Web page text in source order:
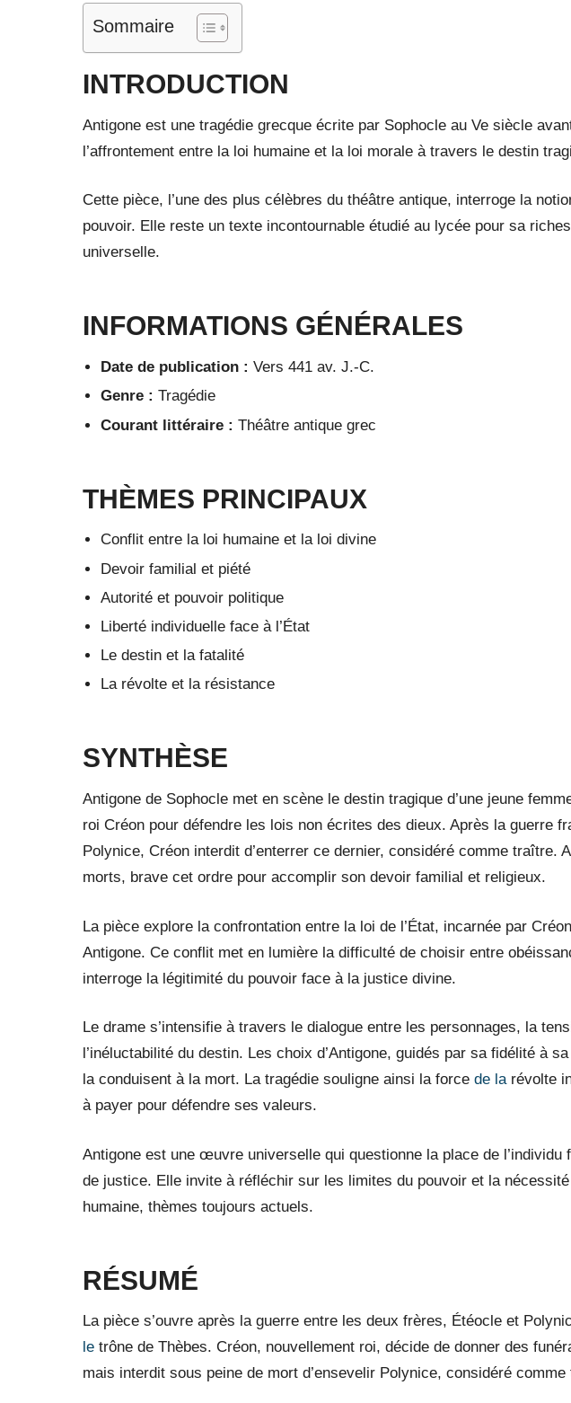
Sommaire
INTRODUCTION
Antigone est une tragédie grecque écrite par Sophocle au Ve siècle
l’affrontement entre la loi humaine et la loi morale à travers le destin
Cette pièce, l’une des plus célèbres du théâtre antique, interroge la
pouvoir. Elle reste un texte incontournable étudié au lycée pour sa
universelle.
INFORMATIONS GÉNÉRALES
Date de publication : Vers 441 av. J.-C.
Genre : Tragédie
Courant littéraire : Théâtre antique grec
THÈMES PRINCIPAUX
Conflit entre la loi humaine et la loi divine
Devoir familial et piété
Autorité et pouvoir politique
Liberté individuelle face à l’État
Le destin et la fatalité
La révolte et la résistance
SYNTHÈSE
Antigone de Sophocle met en scène le destin tragique d’une jeune
roi Créon pour défendre les lois non écrites des dieux. Après la guerre
Polynice, Créon interdit d’enterrer ce dernier, considéré comme traître.
morts, brave cet ordre pour accomplir son devoir familial et religieux.
La pièce explore la confrontation entre la loi de l’État, incarnée par
Antigone. Ce conflit met en lumière la difficulté de choisir entre
interroge la légitimité du pouvoir face à la justice divine.
Le drame s’intensifie à travers le dialogue entre les personnages, la
l’inéluctabilité du destin. Les choix d’Antigone, guidés par sa fidélité à
la conduisent à la mort. La tragédie souligne ainsi la force de larévolte
à payer pour défendre ses valeurs.
Antigone est une œuvre universelle qui questionne la place de l’individu
de justice. Elle invite à réfléchir sur les limites du pouvoir et la
humaine, thèmes toujours actuels.
RÉSUMÉ
La pièce s’ouvre après la guerre entre les deux frères, Étéocle et
le trône de Thèbes. Créon, nouvellement roi, décide de donner des
mais interdit sous peine de mort d’ensevelir Polynice, considéré